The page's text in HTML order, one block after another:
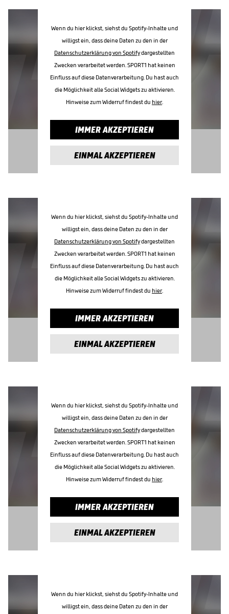
Wenn du hier klickst, siehst du Spotify-Inhalte und
willigst ein, dass deine Daten zu den in der
Datenschutzerklärung von Spotifydargestellten
Zwecken verarbeitet werden. SPORT1 hat keinen
Einfluss auf diese Datenverarbeitung. Du hast auch
die Möglichkeit alle Social Widgets zu aktivieren.
Hinweise zum Widerruf findest du hier.
IMMER AKZEPTIEREN
EINMAL AKZEPTIEREN
Wenn du hier klickst, siehst du Spotify-Inhalte und
willigst ein, dass deine Daten zu den in der
Datenschutzerklärung von Spotifydargestellten
Zwecken verarbeitet werden. SPORT1 hat keinen
Einfluss auf diese Datenverarbeitung. Du hast auch
die Möglichkeit alle Social Widgets zu aktivieren.
Hinweise zum Widerruf findest du hier.
IMMER AKZEPTIEREN
EINMAL AKZEPTIEREN
Wenn du hier klickst, siehst du Spotify-Inhalte und
willigst ein, dass deine Daten zu den in der
Datenschutzerklärung von Spotifydargestellten
Zwecken verarbeitet werden. SPORT1 hat keinen
Einfluss auf diese Datenverarbeitung. Du hast auch
die Möglichkeit alle Social Widgets zu aktivieren.
Hinweise zum Widerruf findest du hier.
IMMER AKZEPTIEREN
EINMAL AKZEPTIEREN
Wenn du hier klickst, siehst du Spotify-Inhalte und
willigst ein, dass deine Daten zu den in der